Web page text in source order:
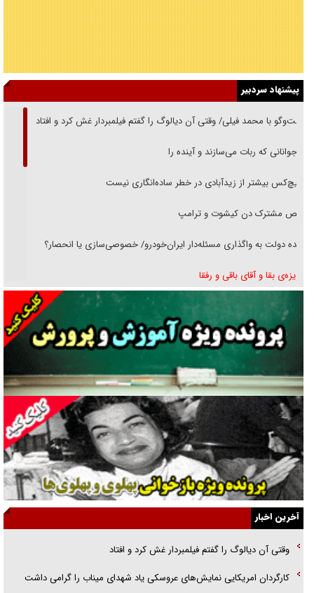
پیشنهاد سردبیر
گفت‌وگو با محمد فیلی/ وقتی آن دیالوگ را گفتم فیلمبردار غش کرد و افتاد
نوجوانانی که ربات می‌سازند و آینده را
هیچ‌کس بیشتر از زیدآبادی در خطر ساده‌انگاری نیست
رقص مشترک دن کیشوت و ترامپ
دنده دولت به واگذاری مسئله‌دار ایران‌خودرو/ خصوصی‌سازی یا انحصار؟
غریزه‌ی بقا و آقای باقی و رفقا
جراحی‌های زیبایی با مدرک فوق‌دیپلم! + گفت‌وگو با متهم
گفت‌وگو با همسر یکی از شهدای جنگ رمضان/ پیکر بی‌سر شهید را از
انگشت‌های پا شناسایی کردیم
نسلی که آنلاین الگو می‌گیرد
گفت‌وگو با آیت‌الله جاودان/ جفای مخالفان مکانت معنوی رهبر شهید را
ارتقا می‌داد
راننده مست به قانون می‌خندد
همه آقای دوربینی شده‌ایم!
قصه ناتمام سرویس مدارس
آخرین اخبار
وقتی آن دیالوگ را گفتم فیلمبردار غش کرد و افتاد
کارگردان امریکایی نمایش‌های عروسکی یاد شهدای میناب را گرامی داشت